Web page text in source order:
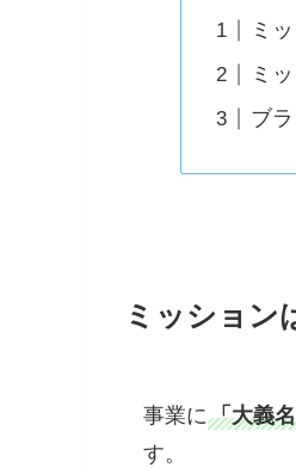
ミ
ミ
ブ
ミッション
事業に「大義
す。